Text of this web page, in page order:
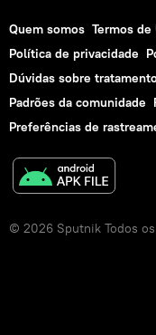
Quem somos Termos de
Política de privacidade
Dúvidas sobre
Padrões da comunidade
Preferências de
© 2026 Sputnik Todos